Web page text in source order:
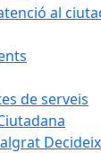
al
de serveis
Decideix